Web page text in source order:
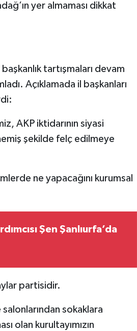
yer almaması dikkat
tartışmaları devam
Açıklamada il başkanları
AKP iktidarının siyasi
şekilde felç edilmeye
ne yapacağını kurumsal
Şen Şanlıurfa’da
partisidir.
sokaklara
olan kurultayımızın